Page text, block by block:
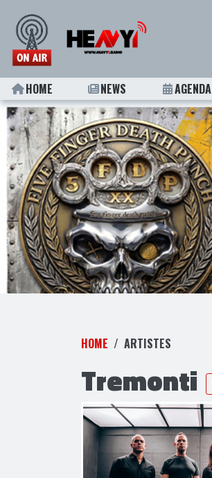
HOME NEWS AGENDA
HOME ARTISTES
Tremonti